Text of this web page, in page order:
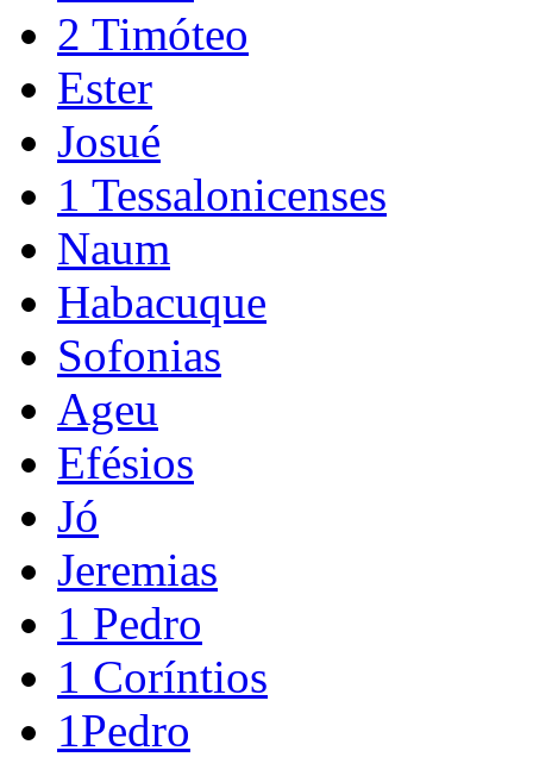
2 Timóteo
Ester
Josué
1 Tessalonicenses
Naum
Habacuque
Sofonias
Ageu
Efésios
Jó
Jeremias
1 Pedro
1 Coríntios
1Pedro